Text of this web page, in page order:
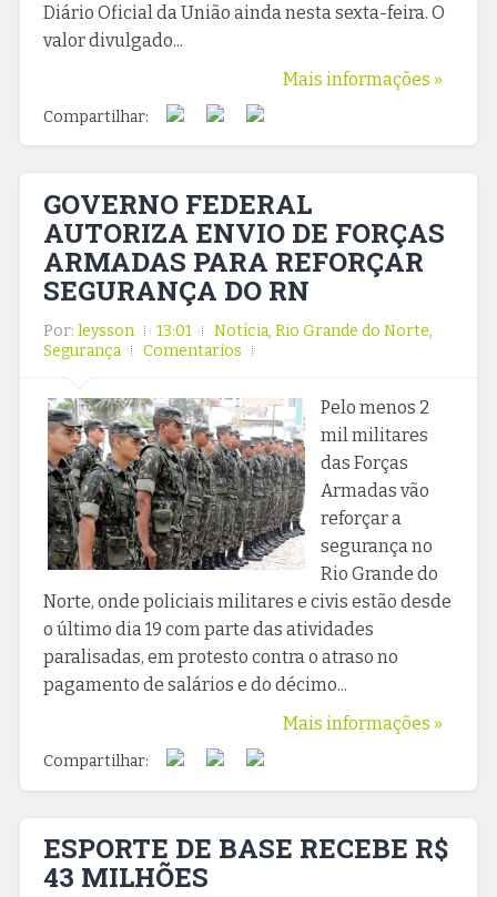
Diário Oficial da União ainda nesta sexta-feira. O
valor divulgado...
Mais informações »
Compartilhar:
GOVERNO FEDERAL
AUTORIZA ENVIO DE FORÇAS
ARMADAS PARA REFORÇAR
SEGURANÇA DO RN
Por: leysson 13:01 Notícia, Rio Grande do Norte,
Segurança
Comentarios
Pelo menos 2
mil militares
das Forças
Armadas vão
reforçar a
segurança no
Rio Grande do
Norte, onde policiais militares e civis estão desde
o último dia 19 com parte das atividades
paralisadas, em protesto contra o atraso no
pagamento de salários e do décimo...
Mais informações »
Compartilhar:
ESPORTE DE BASE RECEBE R$
43 MILHÕES